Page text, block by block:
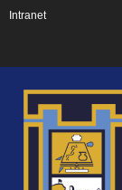
Intranet